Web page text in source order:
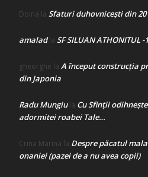
Doina la Sfaturi duhovnicești din
amaladla SF SILUAN ATHONITUL -
gheorghe la A început construcţia
din Japonia
Radu Mungiula Cu Sfinții
adormitei roabei Tale…
Crina Marina la Despre păcatul
onaniei (pazei de a nu avea copii)